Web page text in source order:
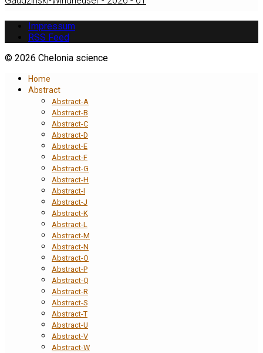
Impressum
RSS Feed
© 2026 Chelonia science
Home
Abstract
Abstract-A
Abstract-B
Abstract-C
Abstract-D
Abstract-E
Abstract-F
Abstract-G
Abstract-H
Abstract-I
Abstract-J
Abstract-K
Abstract-L
Abstract-M
Abstract-N
Abstract-O
Abstract-P
Abstract-Q
Abstract-R
Abstract-S
Abstract-T
Abstract-U
Abstract-V
Abstract-W